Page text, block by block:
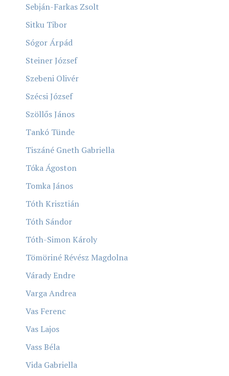
Sebján-Farkas Zsolt
Sitku Tibor
Sógor Árpád
Steiner József
Szebeni Olivér
Szécsi József
Szöllős János
Tankó Tünde
Tiszáné Gneth Gabriella
Tóka Ágoston
Tomka János
Tóth Krisztián
Tóth Sándor
Tóth-Simon Károly
Tömöriné Révész Magdolna
Várady Endre
Varga Andrea
Vas Ferenc
Vas Lajos
Vass Béla
Vida Gabriella